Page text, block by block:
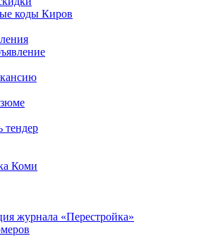
коды Киров
тендер
Коми
журнала «Перестройка»